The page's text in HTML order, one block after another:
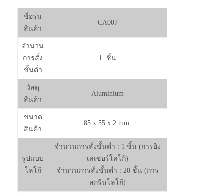
ชื่อรุ่น
สินค้า
CA007
จำนวน
การสั่ง
ขั้นต่ำ
1 ชิ้น
วัสดุ
สินค้า
Aluminium
ขนาด
สินค้า
85 x 55 x 2 mm.
รูปแบบ
โลโก้
จำนวนการสั่งขั้นต่ำ : 1 ชิ้น (การยิง
เลเซอร์โลโก้)
จำนวนการสั่งขั้นต่ำ : 20 ชิ้น (การ
สกรีนโลโก้)